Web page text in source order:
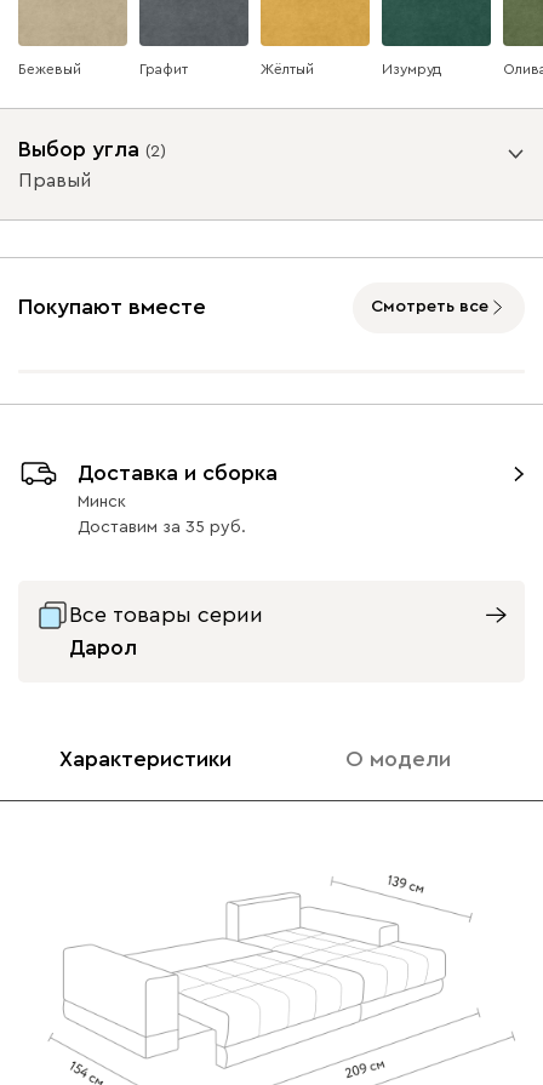
Бежевый Графит Жёлтый Изумруд
Ультра
Бежевый Изумруд Марсала Молочный
Выбор угла (2)
Правый
Покупают вместе Смотреть все
Доставка и сборка
Минск
Доставим за 35
Все товары серии
Дарол
Характеристики О модели